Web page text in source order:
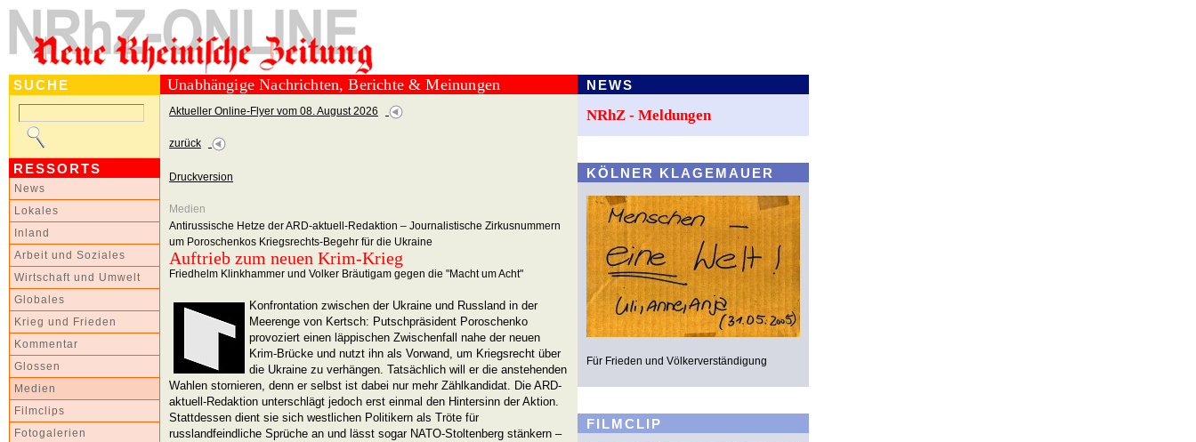
SUCHE
RESSORTS
News
Lokales
Inland
Arbeit und Soziales
Wirtschaft und Umwelt
Globales
Krieg und Frieden
Kommentar
Glossen
Medien
Filmclips
Fotogalerien
Unabhängige Nachrichten, Berichte & Meinungen
Aktueller Online-Flyer vom 08. August 2026
zurück
Druckversion
Medien
Antirussische Hetze der ARD-aktuell-Redaktion – Journalistische Zirkusnummern
um Poroschenkos Kriegsrechts-Begehr für die Ukraine
Auftrieb zum neuen Krim-Krieg
Friedhelm Klinkhammer und Volker Bräutigam gegen die "Macht um Acht"
Konfrontation zwischen der Ukraine und Russland in der
Meerenge von Kertsch: Putschpräsident Poroschenko
provoziert einen läppischen Zwischenfall nahe der neuen
Krim-Brücke und nutzt ihn als Vorwand, um Kriegsrecht über
die Ukraine zu verhängen. Tatsächlich will er die anstehenden
Wahlen stornieren, denn er selbst ist dabei nur mehr Zählkandidat. Die ARD-
aktuell-Redaktion unterschlägt jedoch erst einmal den Hintersinn der Aktion.
Stattdessen dient sie sich westlichen Politikern als Tröte für
russlandfeindliche Sprüche an und lässt sogar NATO-Stoltenberg stänkern –
NEWS
NRhZ - Meldungen
KÖLNER KLAGEMAUER
Für Frieden und Völkerverständigung
FILMCLIP